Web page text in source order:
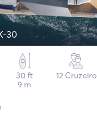
30
30 ft
9 m
12 Cruzeiro